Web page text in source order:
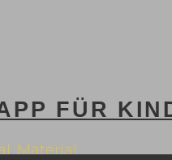
FÜR
,Material